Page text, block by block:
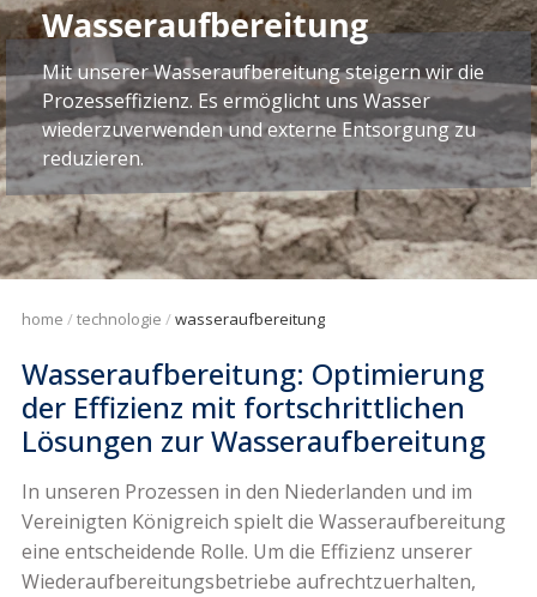
Wasseraufbereitung
Mit unserer Wasseraufbereitung steigern wir die
Prozesseffizienz. Es ermöglicht uns Wasser
wiederzuverwenden und externe Entsorgung zu
reduzieren.
home technologie wasseraufbereitung
Wasseraufbereitung: Optimierung
der Effizienz mit fortschrittlichen
Lösungen zur Wasseraufbereitung
In unseren Prozessen in den Niederlanden und im
Vereinigten Königreich spielt die Wasseraufbereitung
eine entscheidende Rolle. Um die Effizienz unserer
Wiederaufbereitungsbetriebe aufrechtzuerhalten,